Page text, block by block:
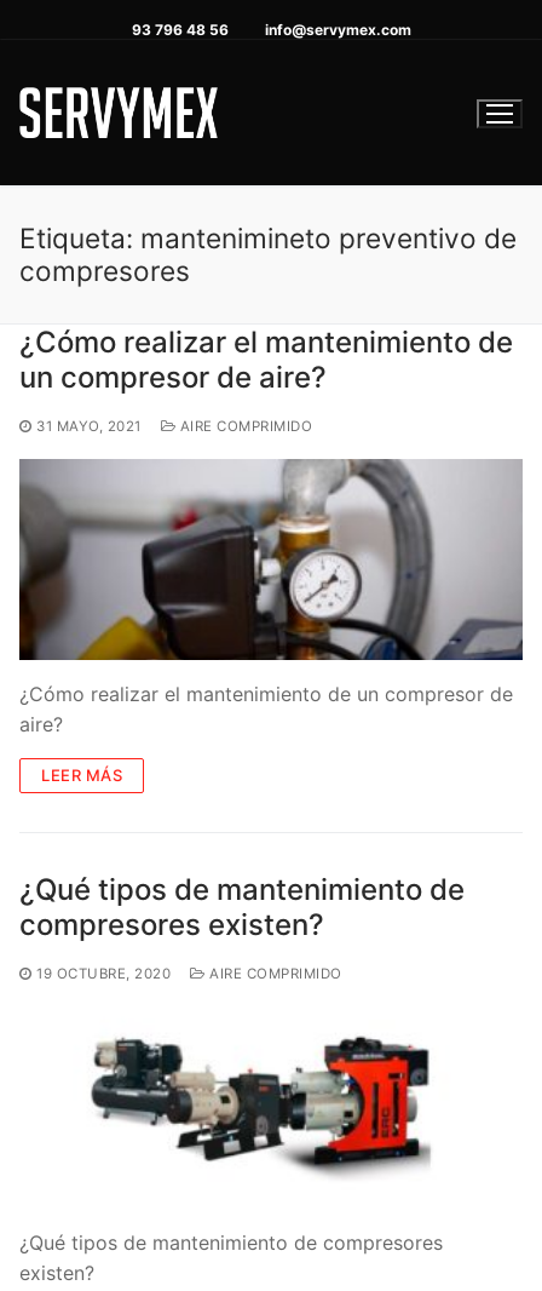
93 796 48 56 info@servymex.com
Etiqueta: mantenimineto preventivo de
compresores
¿Cómo realizar el mantenimiento de
un compresor de aire?
31 MAYO, 2021 AIRE COMPRIMIDO
¿Cómo realizar el mantenimiento de un compresor de
aire?
LEER MÁS
¿Qué tipos de mantenimiento de
compresores existen?
19 OCTUBRE, 2020 AIRE COMPRIMIDO
¿Qué tipos de mantenimiento de compresores
existen?